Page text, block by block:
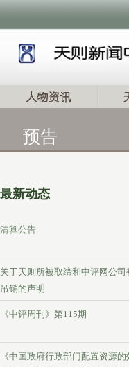
预告
最新动态
清算公告
关于天则所被取缔和中评网公司
吊销的声明
《中评周刊》第115期
《中国政府行政部门配置资源的